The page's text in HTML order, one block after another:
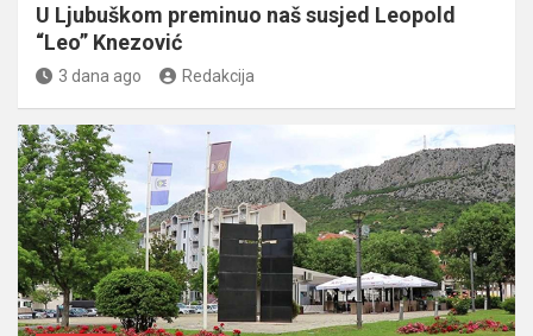
U Ljubuškom preminuo naš susjed Leopold
“Leo” Knezović
3 dana ago Redakcija